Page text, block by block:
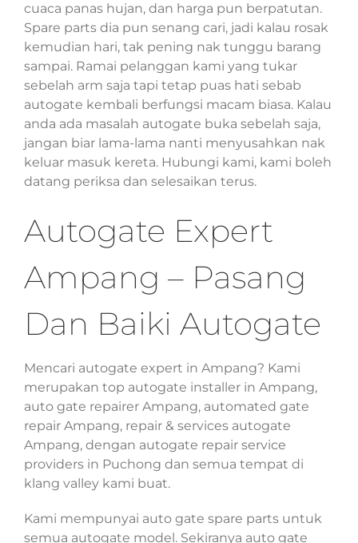
cuaca panas hujan, dan harga pun berpatutan.
Spare parts dia pun senang cari, jadi kalau rosak
kemudian hari, tak pening nak tunggu barang
sampai. Ramai pelanggan kami yang tukar
sebelah arm saja tapi tetap puas hati sebab
autogate kembali berfungsi macam biasa. Kalau
anda ada masalah autogate buka sebelah saja,
jangan biar lama-lama nanti menyusahkan nak
keluar masuk kereta. Hubungi kami, kami boleh
datang periksa dan selesaikan terus.
Autogate Expert
Ampang – Pasang
Dan Baiki Autogate
Mencari autogate expert in Ampang? Kami
merupakan top autogate installer in Ampang,
auto gate repairer Ampang, automated gate
repair Ampang, repair & services autogate
Ampang, dengan autogate repair service
providers in Puchong dan semua tempat di
klang valley kami buat.
Kami mempunyai auto gate spare parts untuk
semua autogate model. Sekiranya auto gate